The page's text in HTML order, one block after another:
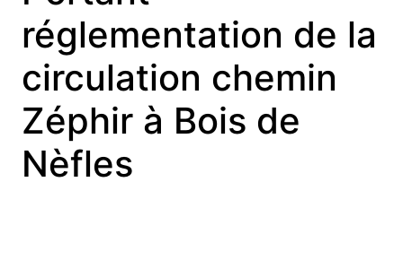
réglementation de la
circulation chemin
Zéphir à Bois de
Nèfles